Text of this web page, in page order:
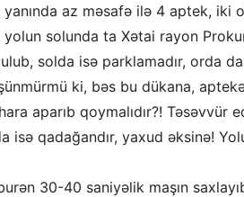
az məsafə ilə 4 aptek, iki
solunda ta Xətai rayon
solda isə parklamadır, orda
ki, bəs bu dükana,
aparıb qoymalıdır?! Təsəvvür
qadağandır, yaxud əksinə!
30-40 saniyəlik maşın